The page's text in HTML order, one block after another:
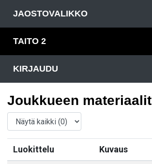
JAOSTOVALIKKO
TAITO 2
KIRJAUDU
Joukkueen materiaalit
Luokittelu Kuvaus